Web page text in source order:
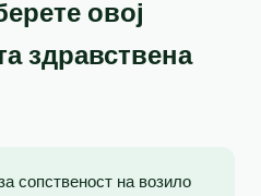
овој
здравствена
сопственост на возило